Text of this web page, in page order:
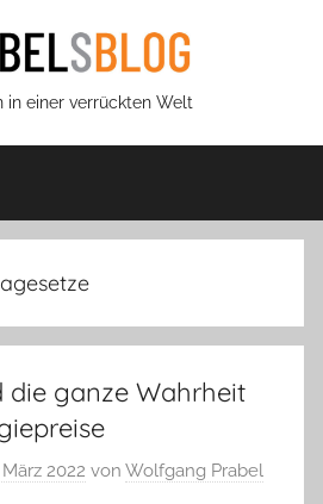
in einer verrückten Welt
die ganze Wahrheit
März 2022 von Wolfgang Prabel